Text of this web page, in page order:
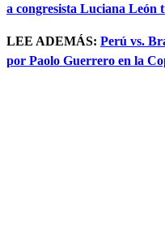
a congresista Luciana
LEE ADEMÁS: Perú vs.
por Paolo Guerrero en la